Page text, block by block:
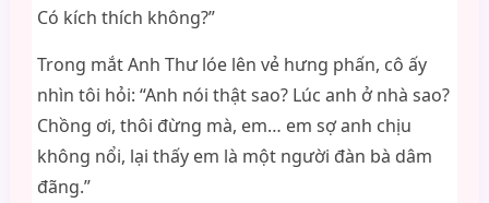
Có kích thích không?”
Trong mắt Anh Thư lóe lên vẻ hưng phấn, cô ấy
nhìn tôi hỏi: “Anh nói thật sao? Lúc anh ở nhà sao?
Chồng ơi, thôi đừng mà, em… em sợ anh chịu
không nổi, lại thấy em là một người đàn bà dâm
đãng.”